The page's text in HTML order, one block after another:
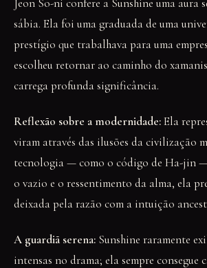
Jeon So-ni confere a Sunshine uma aura
sábia. Ela foi uma graduada de uma
prestígio que trabalhava para uma
escolheu retornar ao caminho do
carrega profunda significância.
Reflexão sobre a modernidade:Ela
viram através das ilusões da civilização
tecnologia — como o código de Ha-jin
o vazio e o ressentimento da alma, ela
deixada pela razão com a intuição
A guardiã serena: Sunshine raramente
intensas no drama; ela sempre consegue